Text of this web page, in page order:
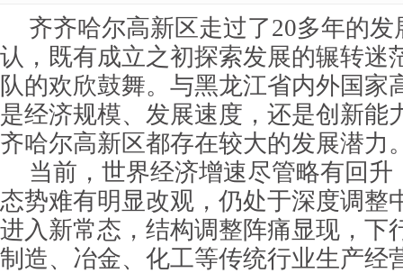
齐齐哈尔高新区走过了20多年的
认，既有成立之初探索发展的辗转迷
队的欢欣鼓舞。与黑龙江省内外国家
是经济规模、发展速度，还是创新能
齐哈尔高新区都存在较大的发展潜力
当前，世界经济增速尽管略有回
态势难有明显改观，仍处于深度调整
进入新常态，结构调整阵痛显现，下
制造、冶金、化工等传统行业生产经